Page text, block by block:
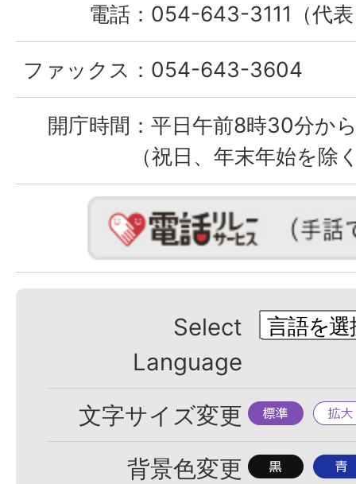
電話： 054-643-3111（代
ファックス： 054-643-3604
開庁時間： 平日午前8時30分か
（祝日、年末年始を除
Select
Language
文字サイズ変更 標
準
拡
大
背景色変更 背
背